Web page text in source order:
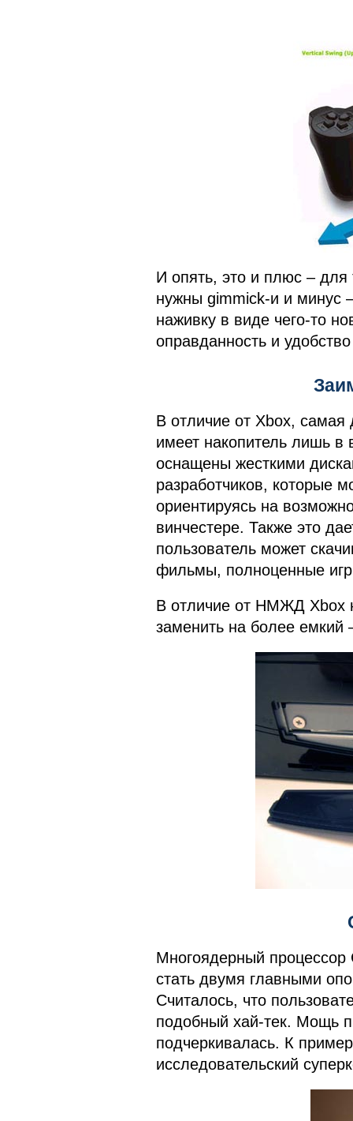
И опять, это и плюс – для
нужны gimmick-и и минус
наживку в виде чего-то
оправданность и
В отличие от Xbox, самая
имеет накопитель лишь
оснащены жесткими
разработчиков, которые
ориентируясь на
винчестере. Также это
пользователь может
фильмы, полноценные
В отличие от НМЖД Xbox
заменить на более емкий
Многоядерный
стать двумя главными
Считалось, что
подобный хай-тек. Мощь
подчеркивалась. К
исследовательский